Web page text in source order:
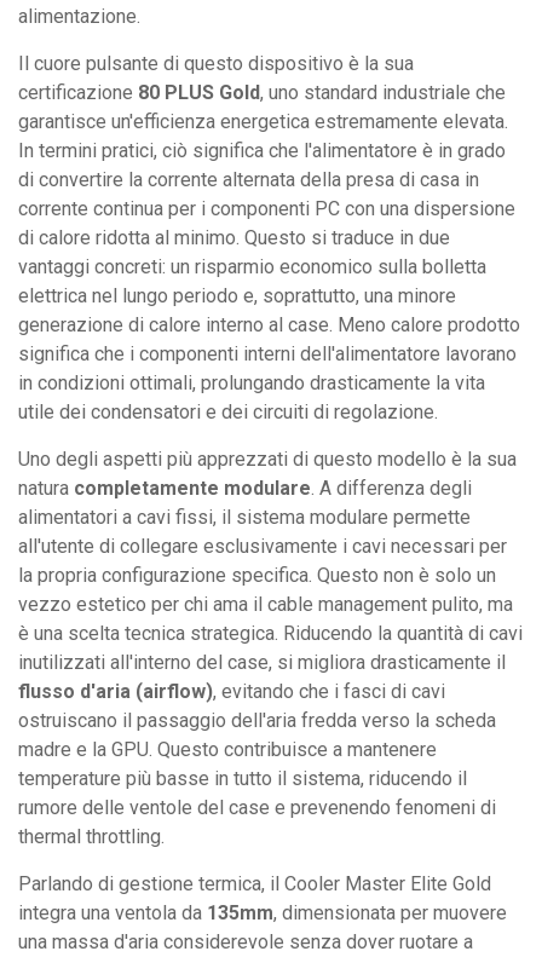
alimentazione.
Il cuore pulsante di questo dispositivo è la sua
certificazione 80 PLUS Gold, uno standard industriale che
garantisce un'efficienza energetica estremamente elevata.
In termini pratici, ciò significa che l'alimentatore è in grado
di convertire la corrente alternata della presa di casa in
corrente continua per i componenti PC con una dispersione
di calore ridotta al minimo. Questo si traduce in due
vantaggi concreti: un risparmio economico sulla bolletta
elettrica nel lungo periodo e, soprattutto, una minore
generazione di calore interno al case. Meno calore prodotto
significa che i componenti interni dell'alimentatore lavorano
in condizioni ottimali, prolungando drasticamente la vita
utile dei condensatori e dei circuiti di regolazione.
Uno degli aspetti più apprezzati di questo modello è la sua
natura completamente modulare . A differenza degli
alimentatori a cavi fissi, il sistema modulare permette
all'utente di collegare esclusivamente i cavi necessari per
la propria configurazione specifica. Questo non è solo un
vezzo estetico per chi ama il cable management pulito, ma
è una scelta tecnica strategica. Riducendo la quantità di cavi
inutilizzati all'interno del case, si migliora drasticamente il
flusso d'aria (airflow), evitando che i fasci di cavi
ostruiscano il passaggio dell'aria fredda verso la scheda
madre e la GPU. Questo contribuisce a mantenere
temperature più basse in tutto il sistema, riducendo il
rumore delle ventole del case e prevenendo fenomeni di
thermal throttling.
Parlando di gestione termica, il Cooler Master Elite Gold
integra una ventola da 135mm, dimensionata per muovere
una massa d'aria considerevole senza dover ruotare a